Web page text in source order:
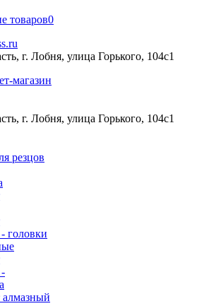
товаров0
г. Лобня, улица Горького, 104с1
г. Лобня, улица Горького, 104с1
резцов
головки